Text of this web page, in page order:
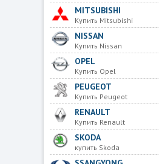
MITSUBISHI
Купить Mitsubishi
NISSAN
Купить Nissan
OPEL
Купить Opel
PEUGEOT
Купить Peugeot
RENAULT
Купить Renault
SKODA
купить Skoda